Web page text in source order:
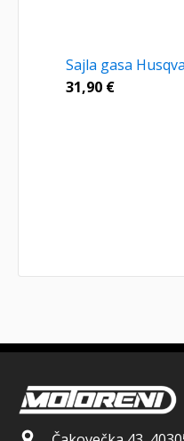
Sajla gasa
31,90 €